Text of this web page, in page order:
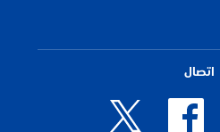
اتصال